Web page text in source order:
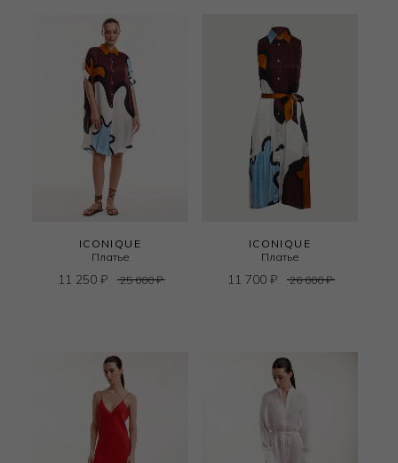
ICONIQUE
Платье
11 250 ₽ 25 000₽
ICONIQUE
Платье
11 700 ₽ 26 000₽